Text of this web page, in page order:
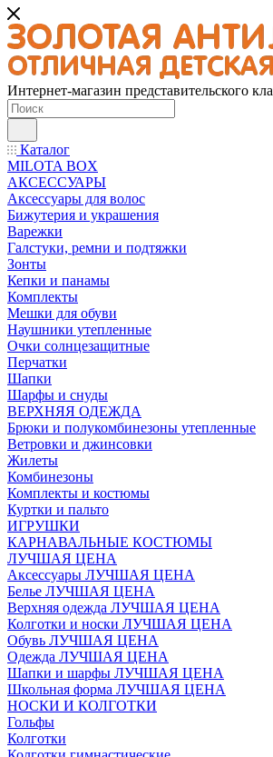
Интернет-магазин представительского
Каталог
MILOTA BOX
АКСЕССУАРЫ
Аксессуары для волос
Бижутерия и украшения
Варежки
Галстуки, ремни и подтяжки
Зонты
Кепки и панамы
Комплекты
Мешки для обуви
Наушники утепленные
Очки солнцезащитные
Перчатки
Шапки
Шарфы и снуды
ВЕРХНЯЯ ОДЕЖДА
Брюки и полукомбинезоны утепленные
Ветровки и джинсовки
Жилеты
Комбинезоны
Комплекты и костюмы
Куртки и пальто
ИГРУШКИ
КАРНАВАЛЬНЫЕ КОСТЮМЫ
ЛУЧШАЯ ЦЕНА
Аксессуары ЛУЧШАЯ ЦЕНА
Белье ЛУЧШАЯ ЦЕНА
Верхняя одежда ЛУЧШАЯ ЦЕНА
Колготки и носки ЛУЧШАЯ ЦЕНА
Обувь ЛУЧШАЯ ЦЕНА
Одежда ЛУЧШАЯ ЦЕНА
Шапки и шарфы ЛУЧШАЯ ЦЕНА
Школьная форма ЛУЧШАЯ ЦЕНА
НОСКИ И КОЛГОТКИ
Гольфы
Колготки